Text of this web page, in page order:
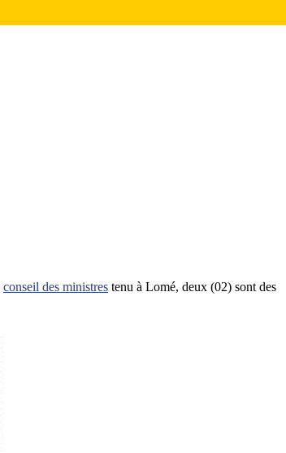
conseil des ministres tenu à Lomé, deux (02) sont des